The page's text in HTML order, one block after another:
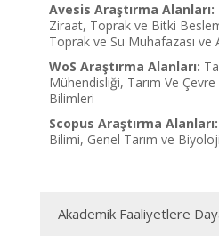
Avesis Araştırma Alanları:
Ziraat, Toprak ve Bitki
Toprak ve Su Muhafazası ve
WoS Araştırma Alanları:
Mühendisliği, Tarım Ve
Bilimleri
Scopus Araştırma Alanları:
Bilimi, Genel Tarım ve
Akademik Faaliyetlere